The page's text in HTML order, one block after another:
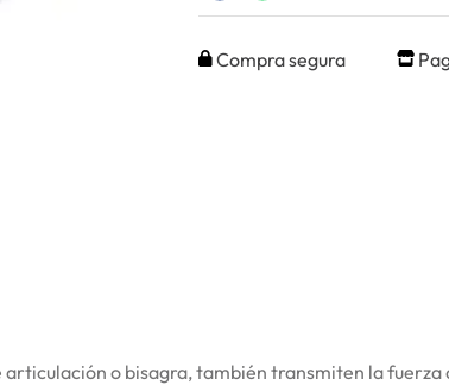
Compra segura
o bisagra, también transmiten la fuerza